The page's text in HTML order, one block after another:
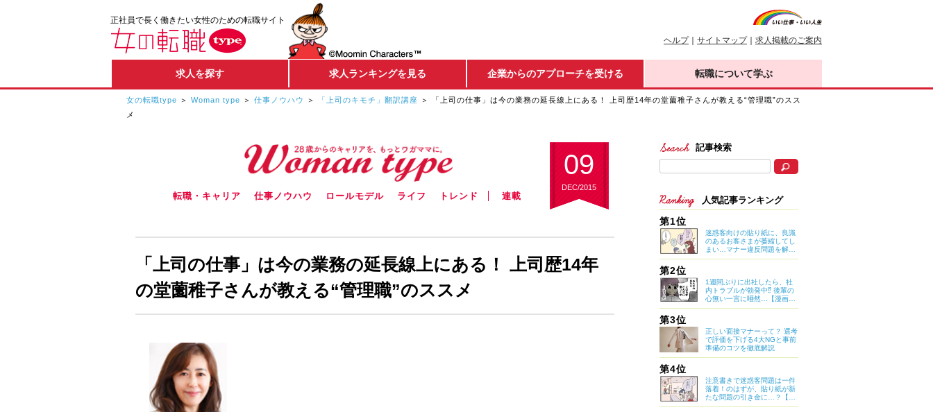
正社員で長く働きたい女性のための転職サイト
ヘルプ｜ サイトマップ｜ 求人掲載のご案内
求人を探す 求人ランキングを見る 企業からのアプローチを受ける 転職について学ぶ
女の転職type Woman type 仕事ノウハウ 「上司のキモチ」翻訳講座
「上司の仕事」は今の業務の延長線上にある！ 上司歴14年の堂薗稚子さんが教える“管理職”のスス
メ
転職・キャリア 仕事ノウハウ ロールモデル ライフ トレンド 連載
09
DEC/2015
「上司の仕事」は今の業務の延長線上にある！ 上司歴14年
の堂薗稚子さんが教える“管理職”のススメ
記事検索
人気記事ランキング
第1位
迷惑客向けの貼り紙に、良識
のあるお客さまが萎縮してし
まい…マナー違反問題を解決
したのは意外なアイデア？
第2位
1週間ぶりに出社したら、社
内トラブルが勃発中⁉ 後輩の
心無い一言に唖然…【漫画：
妊娠しないのは、誰のせ
第3位
正しい面接マナーって？ 選考
で評価を下げる4大NGと事前
準備のコツを徹底解説
第4位
注意書きで迷惑客問題は一件
落着！のはずが、貼り紙が新
たな問題の引き金に…？【マ
イカのアパレル日記 by ぼの